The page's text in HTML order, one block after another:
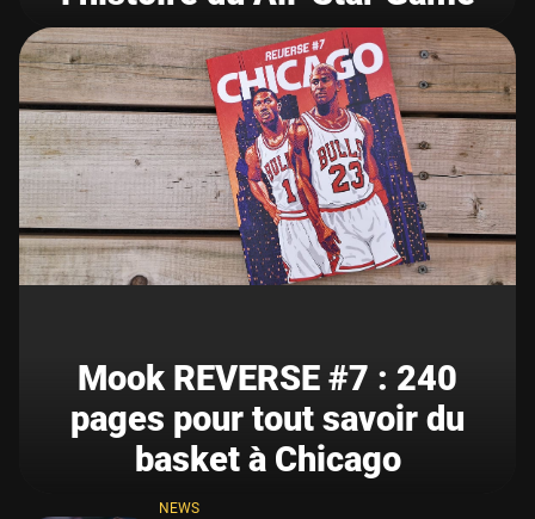
Mook REVERSE #7 : 240
pages pour tout savoir du
basket à Chicago
NEWS